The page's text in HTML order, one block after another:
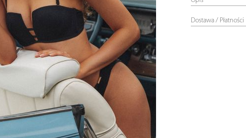
Dostawa / Płatności